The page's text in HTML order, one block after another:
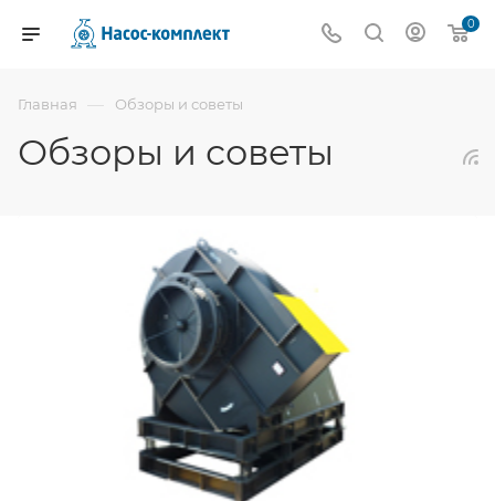
0
Главная — Обзоры и советы
Обзоры и советы